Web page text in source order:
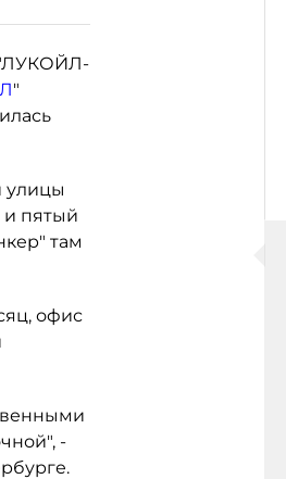
"ЛУКОЙЛ-
"
улицы
и пятый
там
офис
-